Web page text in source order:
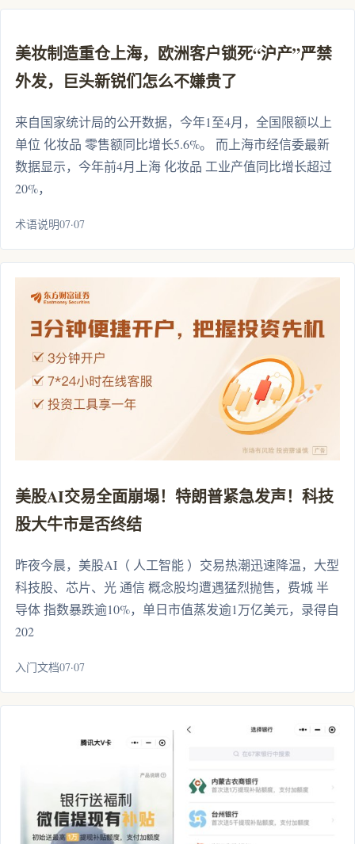
美妆制造重仓上海，欧洲客户锁死“沪产”严禁
外发，巨头新锐们怎么不嫌贵了
来自国家统计局的公开数据，今年1至4月，全国限额以上
单位 化妆品 零售额同比增长5.6%。 而上海市经信委最新
数据显示，今年前4月上海 化妆品 工业产值同比增长超过
20%，
术语说明07·07
美股AI交易全面崩塌！特朗普紧急发声！科技
股大牛市是否终结
昨夜今晨，美股AI（ 人工智能 ）交易热潮迅速降温，大型
科技股、芯片、光 通信 概念股均遭遇猛烈抛售，费城 半
导体 指数暴跌逾10%，单日市值蒸发逾1万亿美元，录得自
202
入门文档07·07